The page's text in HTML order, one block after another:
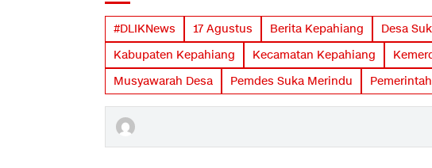
#DLIKNews 17 Agustus Berita Kepahiang Desa
Kabupaten Kepahiang
Kecamatan Kepahiang
Musyawarah Desa
Pemdes Suka Merindu